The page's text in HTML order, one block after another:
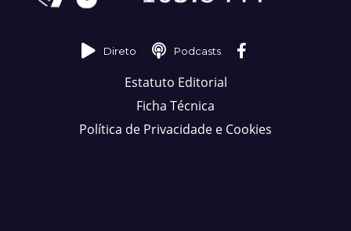
Direto Podcasts
Estatuto Editorial
Ficha Técnica
Política de Privacidade e Cookies